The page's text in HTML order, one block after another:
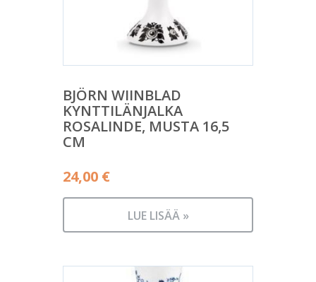
BJÖRN WIINBLAD
KYNTTILÄNJALKA
ROSALINDE, MUSTA 16,5
CM
24,00 €
LUE LISÄÄ »